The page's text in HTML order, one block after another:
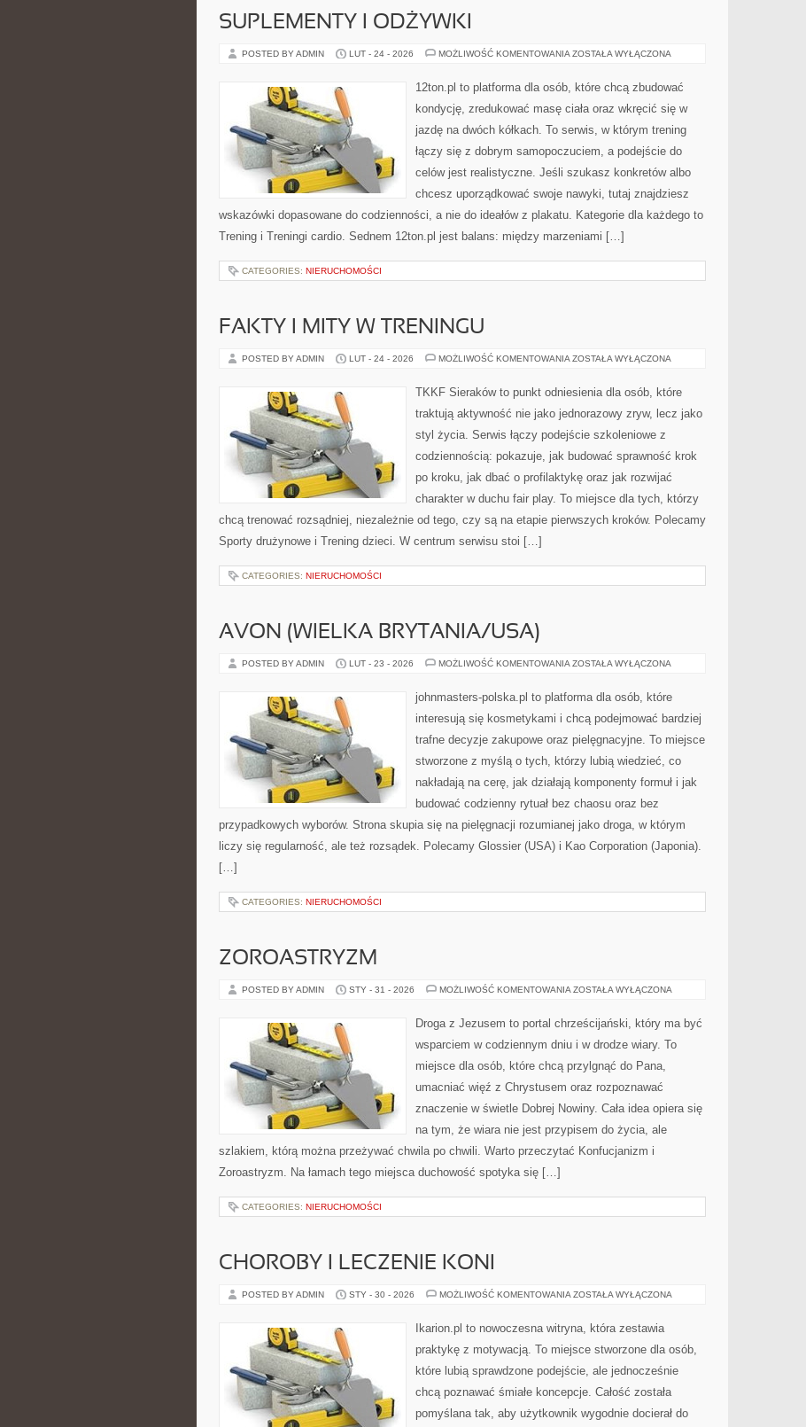
SUPLEMENTY I ODŻYWKI
POSTED BY ADMIN LUT - 24 - 2026 MOŻLIWOŚĆ KOMENTOWANIA SUPLEMENTY
ZOSTAŁA WYŁĄCZONA
12ton.pl to platforma dla osób, które chcą zbudować
kondycję, zredukować masę ciała oraz wkręcić się w
jazdę na dwóch kółkach. To serwis, w którym trening
łączy się z dobrym samopoczuciem, a podejście do
celów jest realistyczne. Jeśli szukasz konkretów albo
chcesz uporządkować swoje nawyki, tutaj znajdziesz
wskazówki dopasowane do codzienności, a nie do ideałów z plakatu. Kategorie dla każdego to
Trening i Treningi cardio. Sednem 12ton.pl jest balans: między marzeniami […]
CATEGORIES: NIERUCHOMOŚCI
FAKTY I MITY W TRENINGU
POSTED BY ADMIN LUT - 24 - 2026 MOŻLIWOŚĆ KOMENTOWANIA FAKTY
TRENINGU
ZOSTAŁA WYŁĄCZONA
TKKF Sieraków to punkt odniesienia dla osób, które
traktują aktywność nie jako jednorazowy zryw, lecz jako
styl życia. Serwis łączy podejście szkoleniowe z
codziennością: pokazuje, jak budować sprawność krok
po kroku, jak dbać o profilaktykę oraz jak rozwijać
charakter w duchu fair play. To miejsce dla tych, którzy
chcą trenować rozsądniej, niezależnie od tego, czy są na etapie pierwszych kroków. Polecamy
Sporty drużynowe i Trening dzieci. W centrum serwisu stoi […]
CATEGORIES: NIERUCHOMOŚCI
AVON (WIELKA BRYTANIA/USA)
POSTED BY ADMIN LUT - 23 - 2026 MOŻLIWOŚĆ KOMENTOWANIA AVON
ZOSTAŁA WYŁĄCZONA
johnmasters-polska.pl to platforma dla osób, które
interesują się kosmetykami i chcą podejmować bardziej
trafne decyzje zakupowe oraz pielęgnacyjne. To miejsce
stworzone z myślą o tych, którzy lubią wiedzieć, co
nakładają na cerę, jak działają komponenty formuł i jak
budować codzienny rytuał bez chaosu oraz bez
przypadkowych wyborów. Strona skupia się na pielęgnacji rozumianej jako droga, w którym
liczy się regularność, ale też rozsądek. Polecamy Glossier (USA) i Kao Corporation (Japonia).
[…]
CATEGORIES: NIERUCHOMOŚCI
ZOROASTRYZM
POSTED BY ADMIN STY - 31 - 2026 MOŻLIWOŚĆ KOMENTOWANIA ZOROASTRYZM
ZOSTAŁA WYŁĄCZONA
Droga z Jezusem to portal chrześcijański, który ma być
wsparciem w codziennym dniu i w drodze wiary. To
miejsce dla osób, które chcą przylgnąć do Pana,
umacniać więź z Chrystusem oraz rozpoznawać
znaczenie w świetle Dobrej Nowiny. Cała idea opiera się
na tym, że wiara nie jest przypisem do życia, ale
szlakiem, którą można przeżywać chwila po chwili. Warto przeczytać Konfucjanizm i
Zoroastryzm. Na łamach tego miejsca duchowość spotyka się […]
CATEGORIES: NIERUCHOMOŚCI
CHOROBY I LECZENIE KONI
POSTED BY ADMIN STY - 30 - 2026 MOŻLIWOŚĆ KOMENTOWANIA CHOROBY
KONI
ZOSTAŁA WYŁĄCZONA
Ikarion.pl to nowoczesna witryna, która zestawia
praktykę z motywacją. To miejsce stworzone dla osób,
które lubią sprawdzone podejście, ale jednocześnie
chcą poznawać śmiałe koncepcje. Całość została
pomyślana tak, aby użytkownik wygodnie docierał do